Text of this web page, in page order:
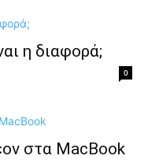
η διαφορά;
0
στα MacBook